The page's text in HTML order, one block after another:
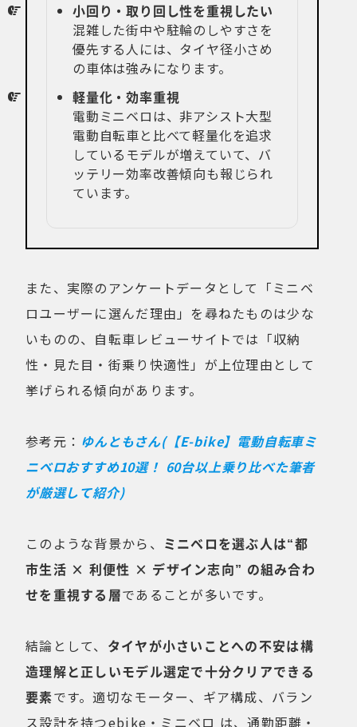
小回り・取り回し性を重視したい
混雑した街中や駐輪のしやすさを
優先する人には、タイヤ径小さめ
の車体は強みになります。
軽量化・効率重視
電動ミニベロは、非アシスト大型
電動自転車と比べて軽量化を追求
しているモデルが増えていて、バ
ッテリー効率改善傾向も報じられ
ています。
また、実際のアンケートデータとして「ミニベ
ロユーザーに選んだ理由」を尋ねたものは少な
いものの、自転車レビューサイトでは「収納
性・見た目・街乗り快適性」が上位理由として
挙げられる傾向があります。
参考元： ゆんともさん(【E-bike】電動自転車ミ
ニベロおすすめ10選！ 60台以上乗り比べた筆者
が厳選して紹介)
このような背景から、 ミニベロを選ぶ人は“都
市生活 × 利便性 × デザイン志向” の組み合わ
せを重視する層であることが多いです。
結論として、 タイヤが小さいことへの不安は構
造理解と正しいモデル選定で十分クリアできる
要素です。適切なモーター、ギア構成、バラン
ス設計を持つebike・ミニベロ は、通勤距離・